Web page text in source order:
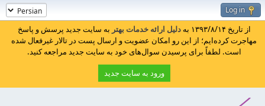
Log in
از تاریخ ۱۳۹۳/۸/۱۴ به دلیل ارائه خدمات بهتر به سایت جدید پرسش و پاسخ
مهاجرت کرده‌ایم؛ از این رو امکان عضویت و ارسال پست در تالار غیرفعال شده
است. لطفاً برای پرسیدن سوال‌های خود به سایت جدید مراجعه کنید.
ورود به سایت جدید